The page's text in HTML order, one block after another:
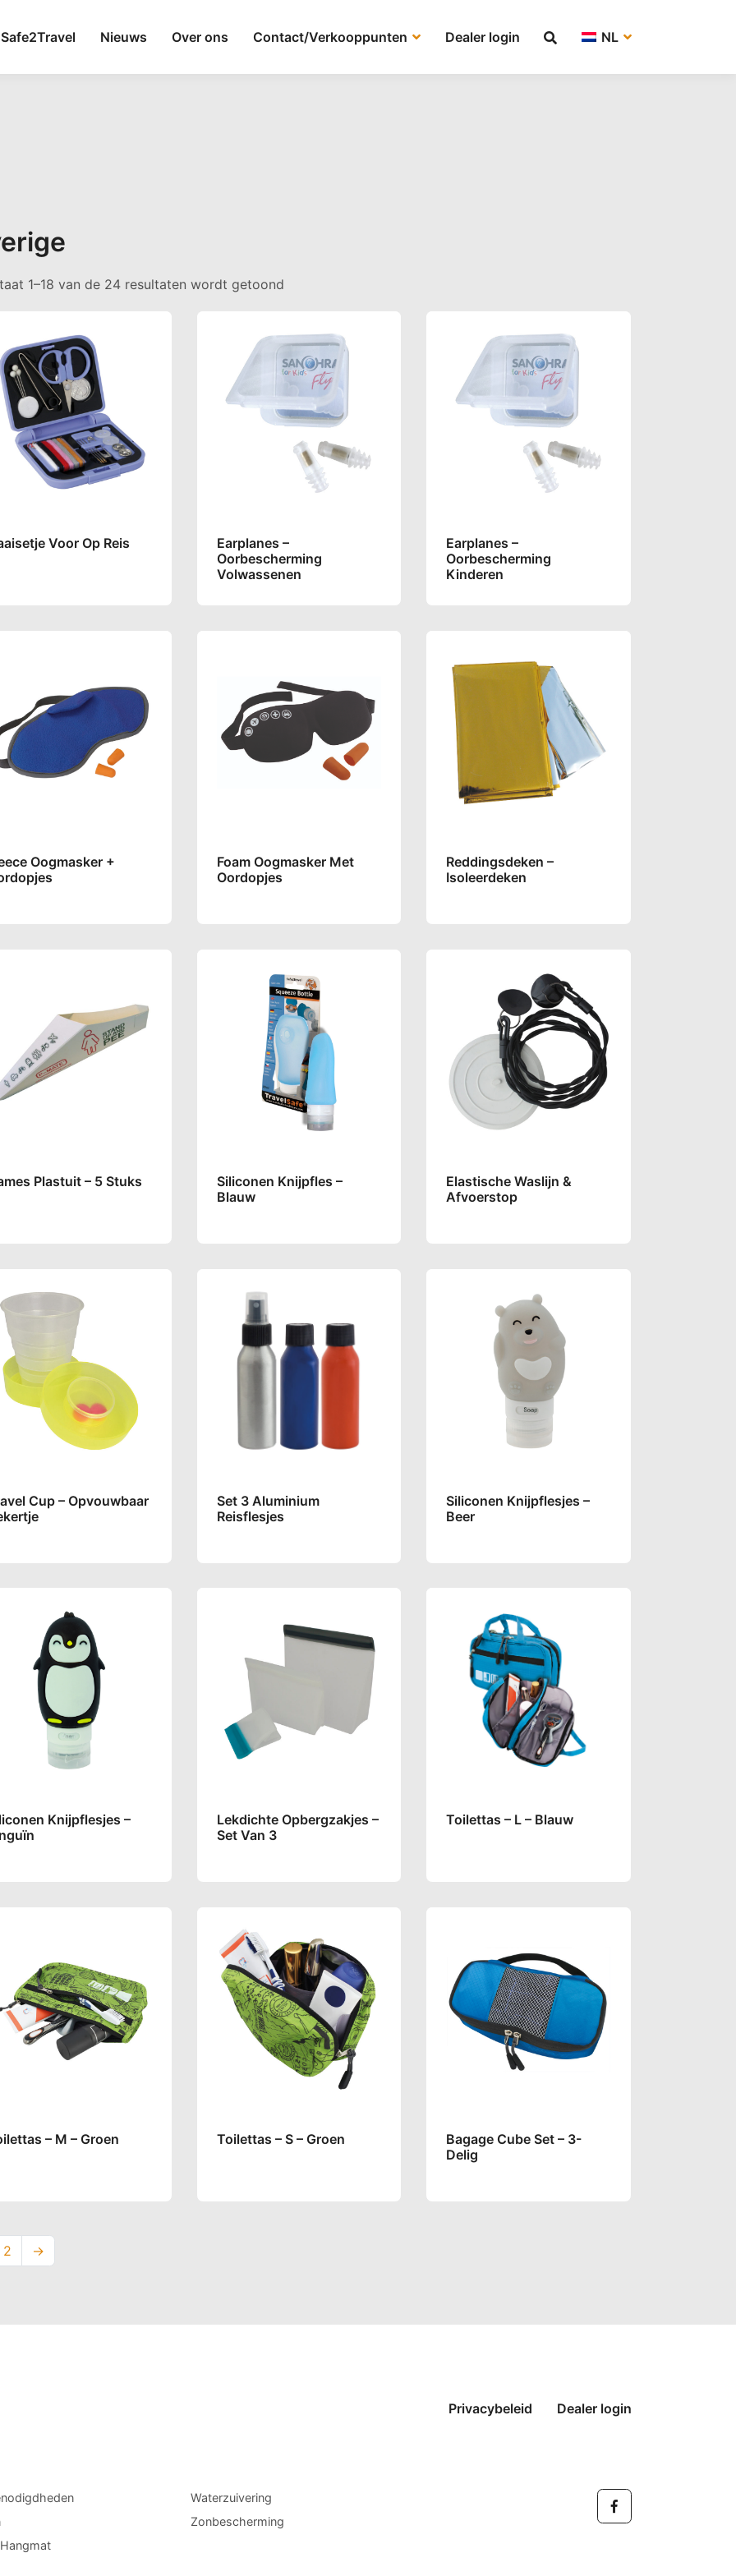
Safe2Travel Nieuws Over ons Contact/Verkooppunten Dealer login NL
1–18 van de 24 resultaten wordt getoond
Voor Op Reis
Earplanes –
Oorbescherming
Volwassenen
Earplanes –
Oorbescherming
Kinderen
Oogmasker +
Foam Oogmasker Met
Oordopjes
Reddingsdeken –
Isoleerdeken
Plastuit – 5 Stuks
Siliconen Knijpfles –
Blauw
Elastische Waslijn &
Afvoerstop
Cup – Opvouwbaar
Set 3 Aluminium
Reisflesjes
Siliconen Knijpflesjes –
Beer
Knijpflesjes –
Lekdichte Opbergzakjes –
Set Van 3
Toilettas – L – Blauw
– M – Groen Toilettas – S – Groen
Bagage Cube Set – 3-
Delig
2 →
Privacybeleid Dealer login
Waterzuivering
Zonbescherming